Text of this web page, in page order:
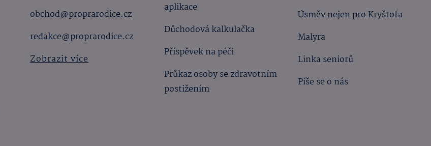
obchod@proprarodice.cz
redakce@proprarodice.cz
Zobrazit více
aplikace
Důchodová kalkulačka
Příspěvek na péči
Průkaz osoby se zdravotním
postižením
Úsměv nejen pro Kryštofa
Malyra
Linka seniorů
Píše se o nás